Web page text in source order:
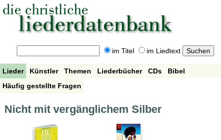
im Titel im Liedtext
Lieder Künstler Themen Liederbücher CDs
Bibel
Häufig gestellte Fragen
Nicht mit vergänglichem Silber